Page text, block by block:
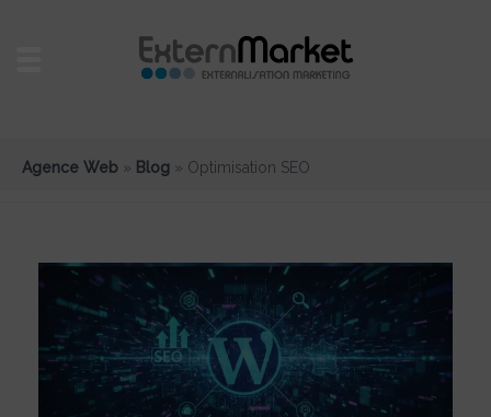
Agence Web » Blog » Optimisation SEO